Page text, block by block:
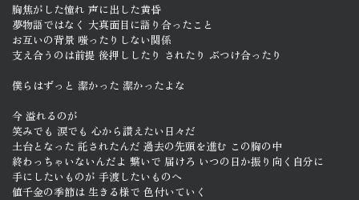
胸焦がした憧れ 声に出した黄昏
夢物語ではなく 大真面目に語り合ったこと
お互いの背景 嗤ったりしない関係
支え合うのは前提 後押ししたり されたり ぶつけ合ったり
僕らはずっと 潔かった 潔かったよな
今 溢れるのが
笑みでも 涙でも 心から讃えたい日々だ
土台となった 託されたんだ 過去の先頭を進む この胸の中
終わっちゃいないんだよ 繋いで 届けろ いつの日か振り向く自分に
手にしたいものが 手渡したいものへ
値千金の季節は 生きる様で 色付いていく